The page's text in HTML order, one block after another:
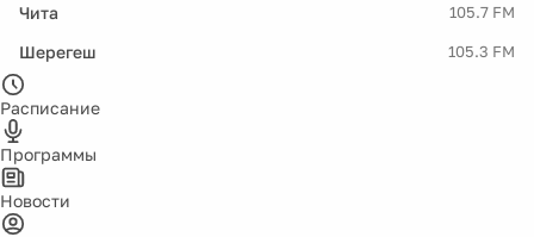
Чита 105.7 FM
Шерегеш 105.3 FM
Расписание
Программы
Новости